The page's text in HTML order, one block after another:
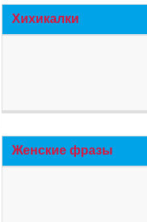
Хихикалки
Женские фразы